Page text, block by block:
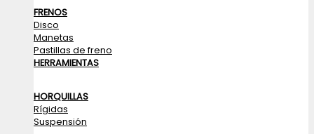
FRENOS
Disco
Manetas
Pastillas de freno
HERRAMIENTAS
HORQUILLAS
Rígidas
Suspensión